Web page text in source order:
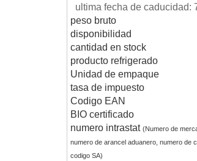
ultima fecha de
peso bruto
disponibilidad
cantidad en stock
producto refrigerado
Unidad de empaque
tasa de impuesto
Codigo EAN
BIO certificado
numero intrastat(Numero de
numero de arancel aduanero, numero de
codigo SA)